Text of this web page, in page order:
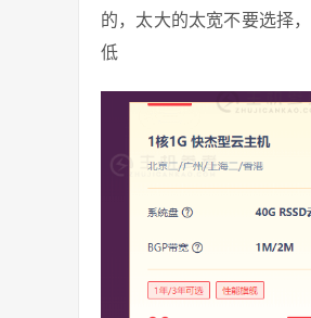
的，太大的太宽不要选择
低